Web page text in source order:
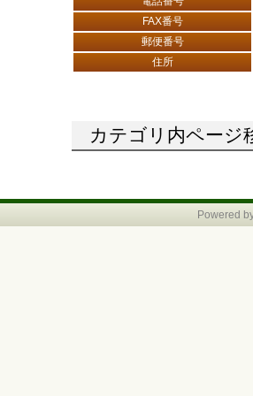
FAX番号
郵便番号
住所
カテゴリ内ペー
Powered